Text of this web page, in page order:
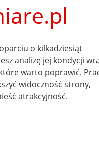
o kilkadziesiąt
analizę jej kondycji
warto poprawić.
widoczność strony,
atrakcyjność.